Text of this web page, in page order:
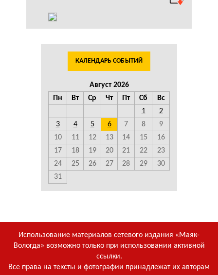
КАЛЕНДАРЬ СОБЫТИЙ
Август 2026
Пн
Вт Ср Чт Пт Сб
Вс
1
2
3
4 5 6 7 8
9
10
11 12 13 14 15
16
17
18 19 20 21 22
23
24
25 26 27 28 29
30
31
Использование материалов сетевого издания «Маяк-
Вологда» возможно только при использовании активной
ссылки.
Все права на тексты и фотографии принадлежат их авторам